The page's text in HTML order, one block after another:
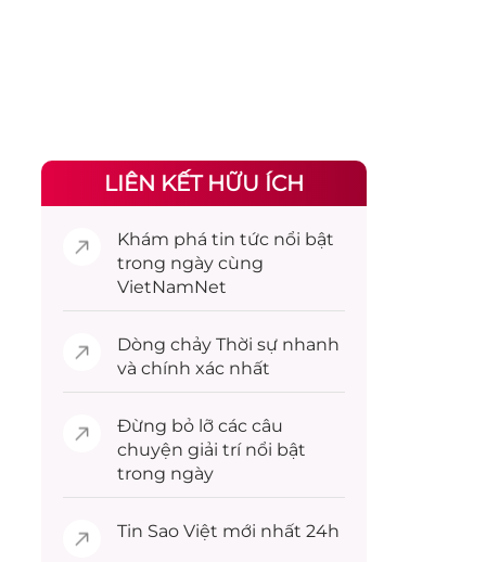
LIÊN KẾT HỮU ÍCH
Khám phá tin tức nổi bật
trong ngày cùng
VietNamNet
Dòng chảy Thời sự nhanh
và chính xác nhất
Đừng bỏ lỡ các câu
chuyện giải trínổi bật
trong ngày
Tin Sao Việt mới nhất 24h